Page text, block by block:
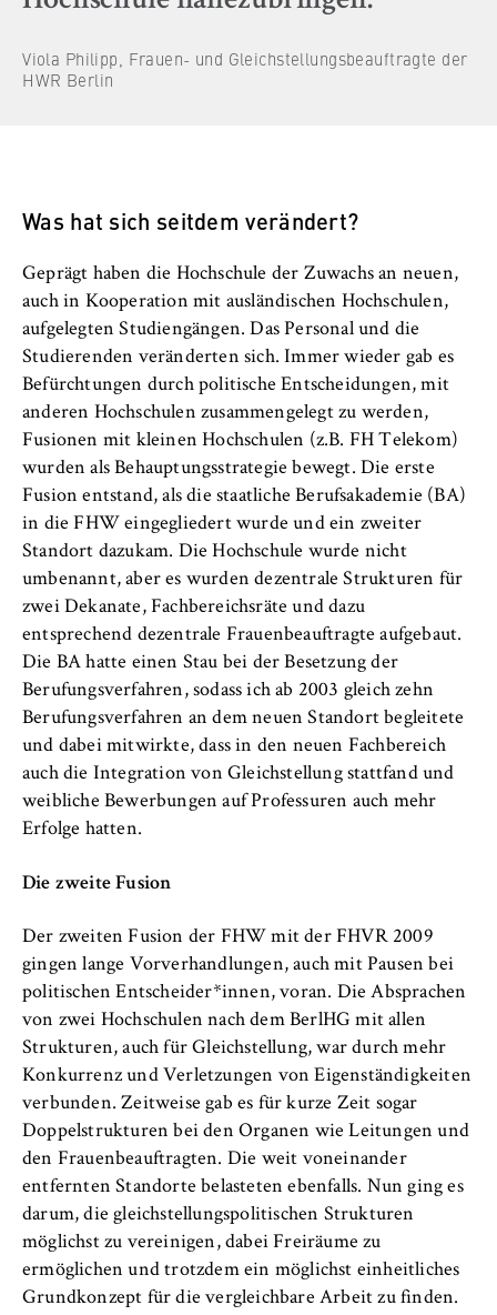
Viola Philipp, Frauen- und Gleichstellungsbeauftragte der
HWR Berlin
Was hat sich seitdem verändert?
Geprägt haben die Hochschule der Zuwachs an neuen,
auch in Kooperation mit ausländischen Hochschulen,
aufgelegten Studiengängen. Das Personal und die
Studierenden veränderten sich. Immer wieder gab es
Befürchtungen durch politische Entscheidungen, mit
anderen Hochschulen zusammengelegt zu werden,
Fusionen mit kleinen Hochschulen (z.B. FH Telekom)
wurden als Behauptungsstrategie bewegt. Die erste
Fusion entstand, als die staatliche Berufsakademie (BA)
in die FHW eingegliedert wurde und ein zweiter
Standort dazukam. Die Hochschule wurde nicht
umbenannt, aber es wurden dezentrale Strukturen für
zwei Dekanate, Fachbereichsräte und dazu
entsprechend dezentrale Frauenbeauftragte aufgebaut.
Die BA hatte einen Stau bei der Besetzung der
Berufungsverfahren, sodass ich ab 2003 gleich zehn
Berufungsverfahren an dem neuen Standort begleitete
und dabei mitwirkte, dass in den neuen Fachbereich
auch die Integration von Gleichstellung stattfand und
weibliche Bewerbungen auf Professuren auch mehr
Erfolge hatten.
Die zweite Fusion
Der zweiten Fusion der FHW mit der FHVR 2009
gingen lange Vorverhandlungen, auch mit Pausen bei
politischen Entscheider*innen, voran. Die Absprachen
von zwei Hochschulen nach dem BerlHG mit allen
Strukturen, auch für Gleichstellung, war durch mehr
Konkurrenz und Verletzungen von Eigenständigkeiten
verbunden. Zeitweise gab es für kurze Zeit sogar
Doppelstrukturen bei den Organen wie Leitungen und
den Frauenbeauftragten. Die weit voneinander
entfernten Standorte belasteten ebenfalls. Nun ging es
darum, die gleichstellungspolitischen Strukturen
möglichst zu vereinigen, dabei Freiräume zu
ermöglichen und trotzdem ein möglichst einheitliches
Grundkonzept für die vergleichbare Arbeit zu finden.